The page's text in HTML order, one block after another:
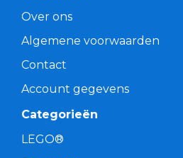
Over ons
Algemene voorwaarden
Contact
Account gegevens
Categorieën
LEGO®